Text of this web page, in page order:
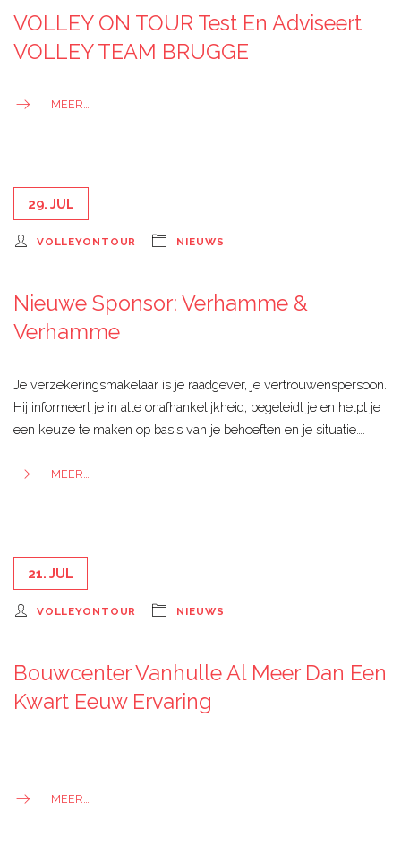
VOLLEY ON TOUR Test En Adviseert
VOLLEY TEAM BRUGGE
MEER…
29. JUL
VOLLEYONTOUR NIEUWS
Nieuwe Sponsor: Verhamme &
Verhamme
Je verzekeringsmakelaar is je raadgever, je vertrouwenspersoon.
Hij informeert je in alle onafhankelijkheid, begeleidt je en helpt je
een keuze te maken op basis van je behoeften en je situatie….
MEER…
21. JUL
VOLLEYONTOUR NIEUWS
Bouwcenter Vanhulle Al Meer Dan Een
Kwart Eeuw Ervaring
MEER…